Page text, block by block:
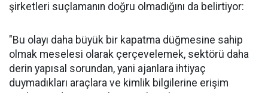
şirketleri suçlamanın doğru olmadığını da belirtiyor:
"Bu olayı daha büyük bir kapatma düğmesine sahip
olmak meselesi olarak çerçevelemek, sektörü daha
derin yapısal sorundan, yani ajanlara ihtiyaç
duymadıkları araçlara ve kimlik bilgilerine erişim